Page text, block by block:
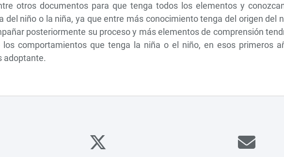
otros documentos para que tenga todos los elementos y
del niño o la niña, ya que entre más conocimiento tenga del origen del
posteriormente su proceso y más elementos de comprensión
comportamientos que tenga la niña o el niño, en esos primeros
adoptante.